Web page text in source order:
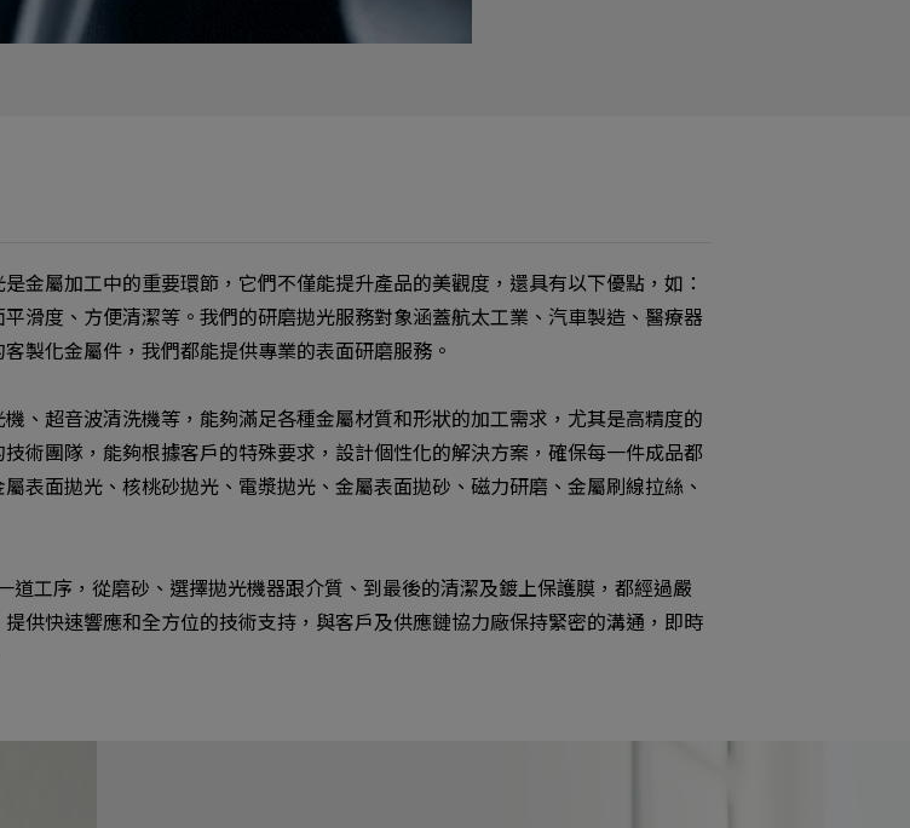
金屬加工中的重要環節，它們不僅能提升產品的美觀度，還具有以下優點，如：
滑度、方便清潔等。我們的研磨拋光服務對象涵蓋航太工業、汽車製造、醫療器
製化金屬件，我們都能提供專業的表面研磨服務。
、超音波清洗機等，能夠滿足各種金屬材質和形狀的加工需求，尤其是高精度的
術團隊，能夠根據客戶的特殊要求，設計個性化的解決方案，確保每一件成品都
表面拋光、核桃砂拋光、電漿拋光、金屬表面拋砂、磁力研磨、金屬刷線拉絲、
工序，從磨砂、選擇拋光機器跟介質、到最後的清潔及鍍上保護膜，都經過嚴
供快速響應和全方位的技術支持，與客戶及供應鏈協力廠保持緊密的溝通，即時